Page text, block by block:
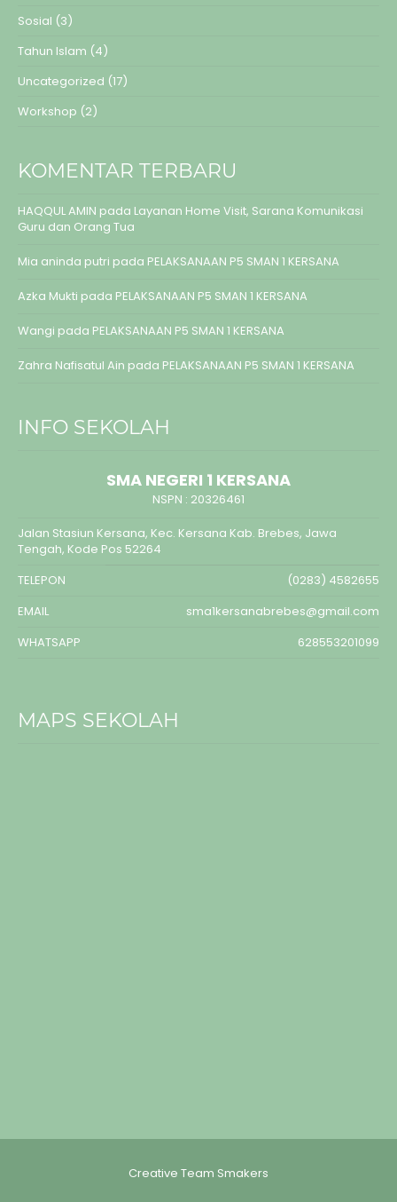
Sosial (3)
Tahun Islam (4)
Uncategorized (17)
Workshop (2)
KOMENTAR TERBARU
HAQQUL AMIN pada Layanan Home Visit, Sarana Komunikasi
Guru dan Orang Tua
Mia aninda putri pada PELAKSANAAN P5 SMAN 1 KERSANA
Azka Mukti pada PELAKSANAAN P5 SMAN 1 KERSANA
Wangi pada PELAKSANAAN P5 SMAN 1 KERSANA
Zahra Nafisatul Ain pada PELAKSANAAN P5 SMAN 1 KERSANA
INFO SEKOLAH
SMA NEGERI 1 KERSANA
NSPN : 20326461
Jalan Stasiun Kersana, Kec. Kersana Kab. Brebes, Jawa
Tengah, Kode Pos 52264
TELEPON
(0283) 4582655
EMAIL
sma1kersanabrebes@gmail.com
WHATSAPP
628553201099
MAPS SEKOLAH
Creative Team Smakers